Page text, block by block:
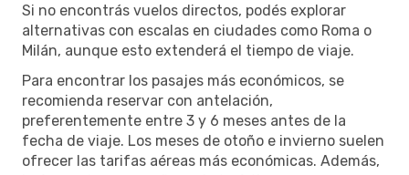
Si no encontrás vuelos directos, podés explorar
alternativas con escalas en ciudades como Roma o
Milán, aunque esto extenderá el tiempo de viaje.
Para encontrar los pasajes más económicos, se
recomienda reservar con antelación,
preferentemente entre 3 y 6 meses antes de la
fecha de viaje. Los meses de otoño e invierno suelen
ofrecer las tarifas aéreas más económicas. Además,